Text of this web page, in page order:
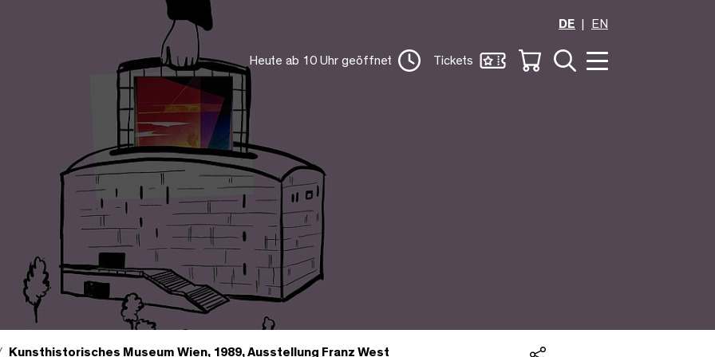
DE
EN
Heute ab 10 Uhr geöffnet Tickets
Kunsthistorisches Museum Wien, 1989, Ausstellung Franz West